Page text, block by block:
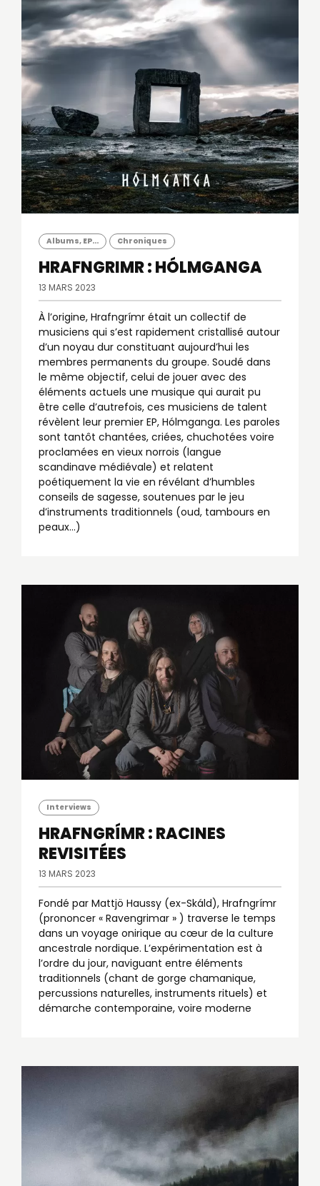
Albums, EP... Chroniques
HRAFNGRIMR : HÓLMGANGA
13 MARS 2023
À l’origine, Hrafngrímr était un collectif de
musiciens qui s’est rapidement cristallisé autour
d’un noyau dur constituant aujourd’hui les
membres permanents du groupe. Soudé dans
le même objectif, celui de jouer avec des
éléments actuels une musique qui aurait pu
être celle d’autrefois, ces musiciens de talent
révèlent leur premier EP, Hólmganga. Les paroles
sont tantôt chantées, criées, chuchotées voire
proclamées en vieux norrois (langue
scandinave médiévale) et relatent
poétiquement la vie en révélant d’humbles
conseils de sagesse, soutenues par le jeu
d’instruments traditionnels (oud, tambours en
peaux…)
Interviews
HRAFNGRÍMR : RACINES
REVISITÉES
13 MARS 2023
Fondé par Mattjö Haussy (ex-Skáld), Hrafngrímr
(prononcer « Ravengrimar » ) traverse le temps
dans un voyage onirique au cœur de la culture
ancestrale nordique. L’expérimentation est à
l’ordre du jour, naviguant entre éléments
traditionnels (chant de gorge chamanique,
percussions naturelles, instruments rituels) et
démarche contemporaine, voire moderne